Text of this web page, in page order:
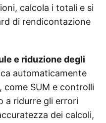
calcola i totali e si
di rendicontazione
e riduzione degli
automaticamente
come SUM e controlli
a ridurre gli errori
dei calcoli,